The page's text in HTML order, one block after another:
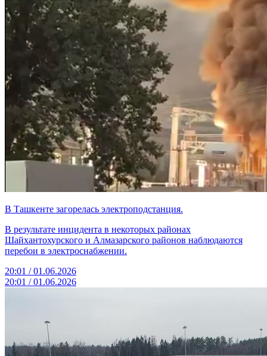
В Ташкенте загорелась электроподстанция.
В результате инцидента в некоторых районах
Шайхантохурского и Алмазарского районов наблюдаются
перебои в электроснабжении.
20:01 / 01.06.2026
20:01 / 01.06.2026